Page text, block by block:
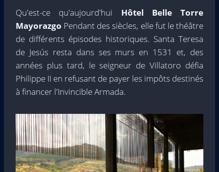
Qu'est-ce qu'aujourd'hui Hôtel Belle Torre
Mayorazgo Pendant des siècles, elle fut le théâtre
de différents épisodes historiques. Santa Teresa
de Jesús resta dans ses murs en 1531 et, des
années plus tard, le seigneur de Villatoro défia
Philippe II en refusant de payer les impôts destinés
à financer l'Invincible Armada.